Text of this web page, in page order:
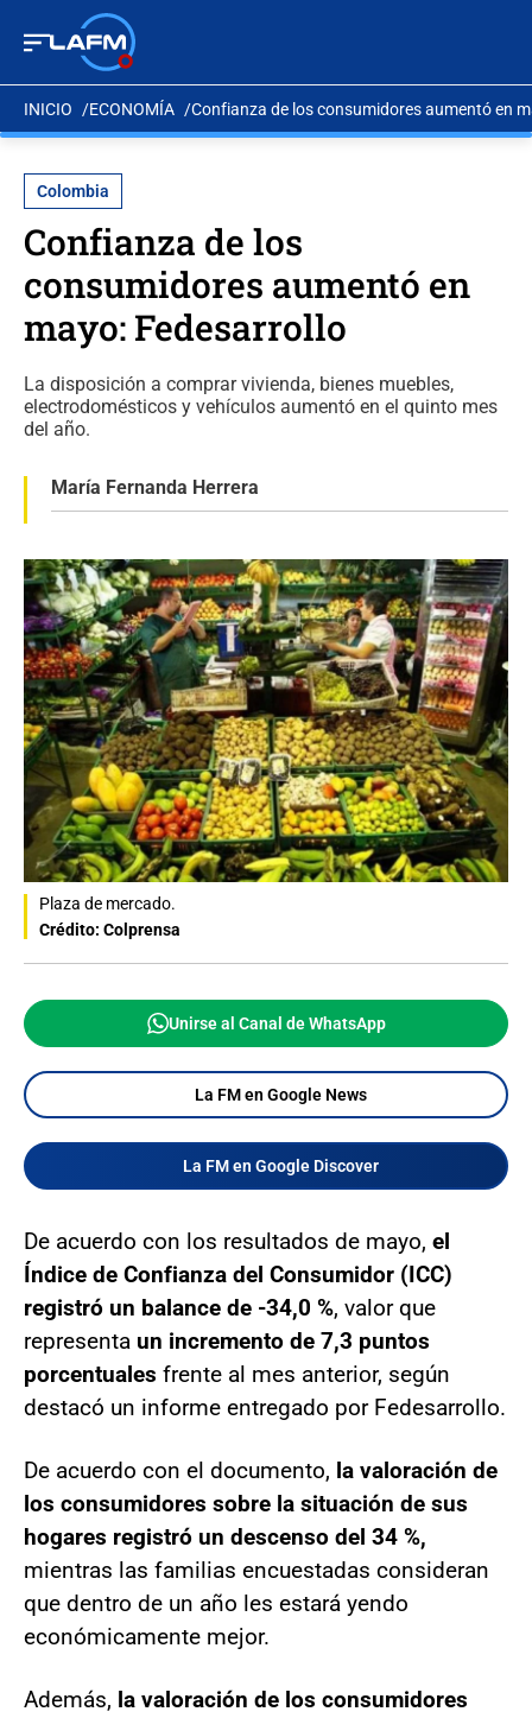
INICIO ECONOMÍA Confianza de los consumidores aumentó en
Colombia
Confianza de los
consumidores aumentó en
mayo: Fedesarrollo
La disposición a comprar vivienda, bienes muebles,
electrodomésticos y vehículos aumentó en el quinto mes
del año.
María Fernanda Herrera
Plaza de mercado.
Crédito: Colprensa
Unirse al Canal de WhatsApp
La FM en Google News
La FM en Google Discover
De acuerdo con los resultados de mayo, el
Índice de Confianza del Consumidor (ICC)
registró un balance de -34,0 %, valor que
representa un incremento de 7,3 puntos
porcentuales frente al mes anterior, según
destacó un informe entregado por Fedesarrollo.
De acuerdo con el documento, la valoración de
los consumidores sobre la situación de sus
hogares registró un descenso del 34 %,
mientras las familias encuestadas consideran
que dentro de un año les estará yendo
económicamente mejor.
Además, la valoración de los consumidores